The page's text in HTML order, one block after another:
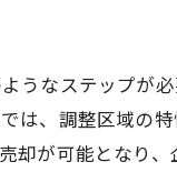
うなステップが
は、調整区域の
が可能となり